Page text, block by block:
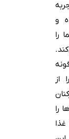
و
را
امن، می‌توانید بیش از ۷۰ گونه
از
را